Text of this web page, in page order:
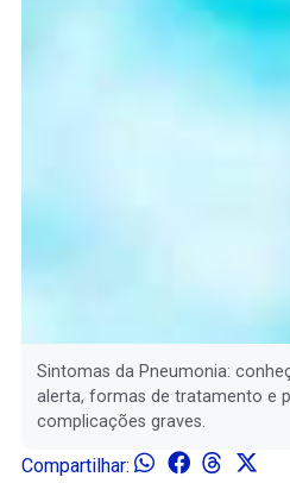
Sintomas da Pneumonia:
alerta, formas de tratamento e
complicações graves.
Compartilhar: